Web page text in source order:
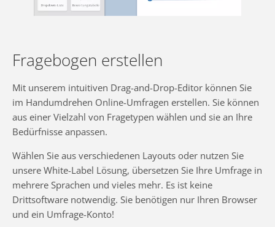
Fragebogen erstellen
Mit unserem intuitiven Drag-and-Drop-Editor können Sie
im Handumdrehen Online-Umfragen erstellen. Sie können
aus einer Vielzahl von Fragetypen wählen und sie an Ihre
Bedürfnisse anpassen.
Wählen Sie aus verschiedenen Layouts oder nutzen Sie
unsere White-Label Lösung, übersetzen Sie Ihre Umfrage in
mehrere Sprachen und vieles mehr. Es ist keine
Drittsoftware notwendig. Sie benötigen nur Ihren Browser
und ein Umfrage-Konto!